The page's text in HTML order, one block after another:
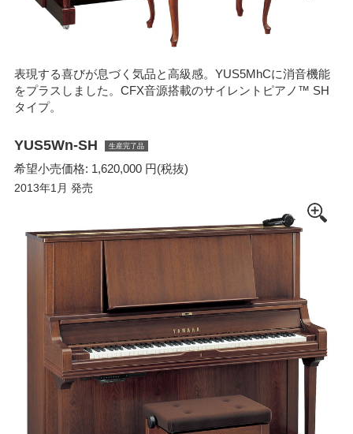
表現する喜びが息づく気品と高級感。YUS5MhCに消音機能
をプラスしました。CFX音源搭載のサイレントピアノ™ SH
タイプ。
YUS5Wn-SH 生産完了品
希望小売価格: 1,620,000 円(税抜)
2013年1月 発売